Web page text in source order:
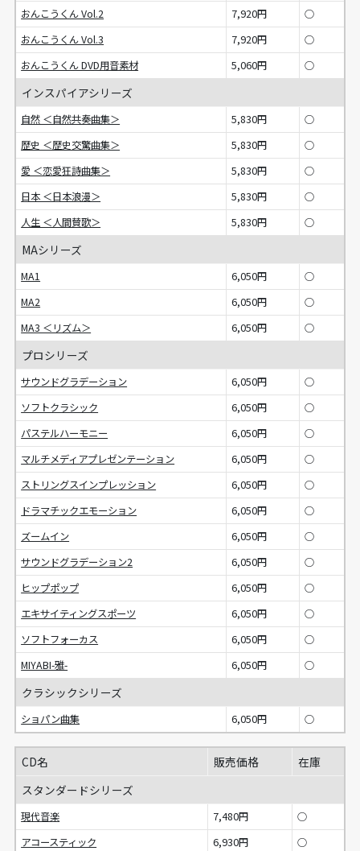
おんこうくん Vol.2 7,920円
○
おんこうくん Vol.3
7,920円
○
おんこうくん DVD用音素材
5,060円 ○
インスパイアシリーズ
自然 ＜自然共奏曲集＞ 5,830円
○
歴史 ＜歴史交驚曲集＞
5,830円
○
愛 ＜恋愛狂詩曲集＞
5,830円
○
日本 ＜日本浪漫＞
5,830円
○
人生 ＜人間賛歌＞
5,830円 ○
MAシリーズ
MA1 6,050円
○
MA2
6,050円
○
MA3 ＜リズム＞
6,050円 ○
プロシリーズ
サウンドグラデーション 6,050円
○
ソフトクラシック
6,050円
○
パステルハーモニー
6,050円
○
マルチメディアプレゼンテーション
6,050円
○
ストリングスインプレッション
6,050円
○
ドラマチックエモーション
6,050円
○
ズームイン
6,050円
○
サウンドグラデーション2
6,050円
○
ヒップポップ
6,050円
○
エキサイティングスポーツ
6,050円
○
ソフトフォーカス
6,050円
○
MIYABI-雅-
6,050円 ○
クラシックシリーズ
ショパン曲集 6,050円 ○
CD名 販売価格
在庫
スタンダードシリーズ
現代音楽 7,480円
○
アコースティック
6,930円
○